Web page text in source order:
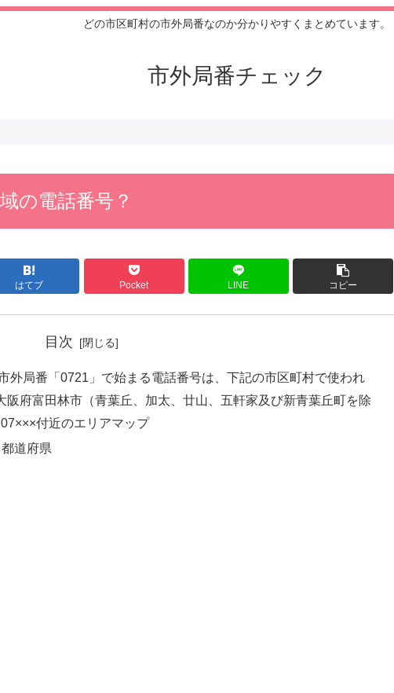
どの市区町村の市外局番なのか分かりやすくまとめています。
市外局番チェック
の電話番号？
はてブ Pocket LINE コピー
目次
外局番「0721」で始まる電話番号は、下記の市区町村で使われ
阪府富田林市（青葉丘、加太、廿山、五軒家及び新青葉丘町を除
付近のエリアマップ
道府県